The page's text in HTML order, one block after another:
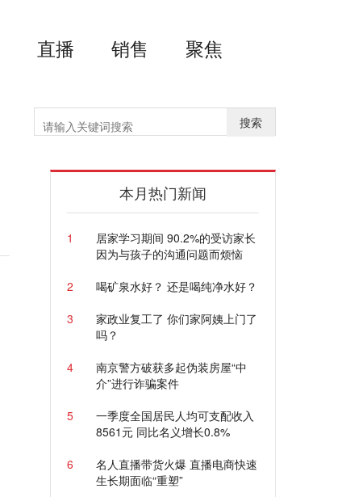
直播 销售 聚焦
搜索
本月热门新闻
1
居家学习期间 90.2%的受访家长
因为与孩子的沟通问题而烦恼
2
喝矿泉水好？ 还是喝纯净水好？
3
家政业复工了 你们家阿姨上门了
吗？
4
南京警方破获多起伪装房屋“中
介”进行诈骗案件
5
一季度全国居民人均可支配收入
8561元 同比名义增长0.8%
6
名人直播带货火爆 直播电商快速
生长期面临“重塑”